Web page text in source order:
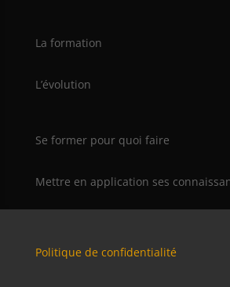
La formation
L’évolution
Se former pour quoi faire
Mettre en application ses
Politique de confidentialité